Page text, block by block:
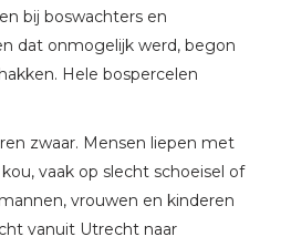
bij boswachters en
dat onmogelijk werd, begon
Hele bospercelen
zwaar. Mensen liepen met
vaak op slecht schoeisel of
vrouwen en kinderen
vanuit Utrecht naar